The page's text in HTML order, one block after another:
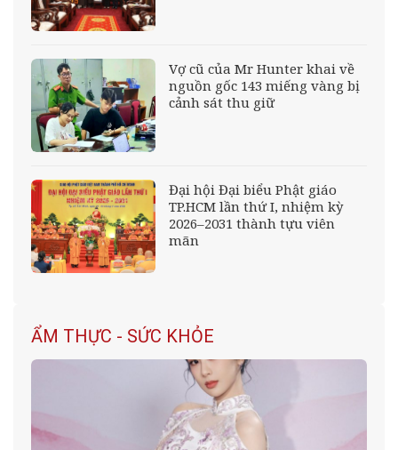
Vợ cũ của Mr Hunter khai về
nguồn gốc 143 miếng vàng bị
cảnh sát thu giữ
Đại hội Đại biểu Phật giáo
TP.HCM lần thứ I, nhiệm kỳ
2026–2031 thành tựu viên
mãn
ẨM THỰC - SỨC KHỎE